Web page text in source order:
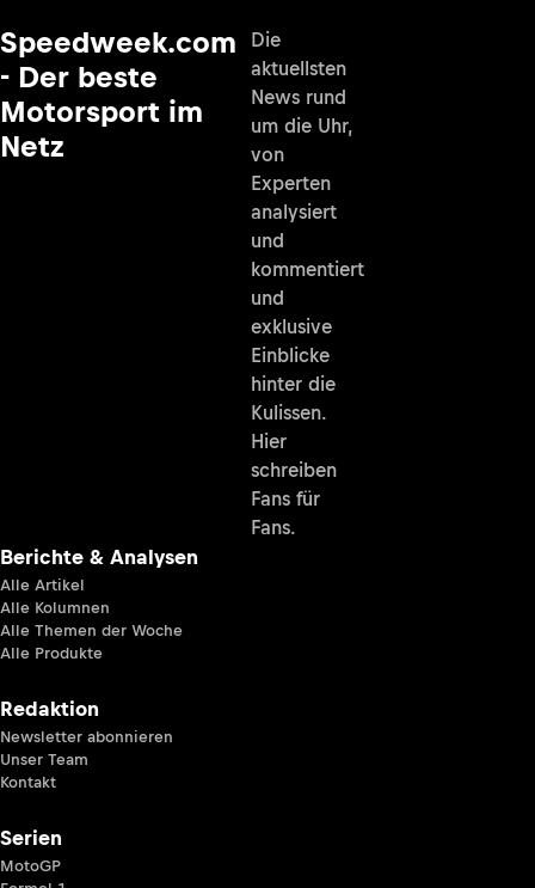
Speedweek.com
- Der beste
Motorsport im
Netz
Die
aktuellsten
News rund
um die Uhr,
von
Experten
analysiert
und
kommentiert
und
exklusive
Einblicke
hinter die
Kulissen.
Hier
schreiben
Fans für
Fans.
Berichte & Analysen
Alle Artikel
Alle Kolumnen
Alle Themen der Woche
Alle Produkte
Redaktion
Newsletter abonnieren
Unser Team
Kontakt
Serien
MotoGP